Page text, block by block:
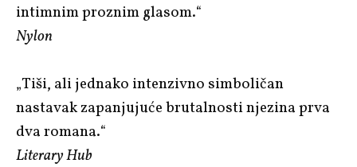
intimnim proznim glasom.“
Nylon
„Tiši, ali jednako intenzivno simboličan
nastavak zapanjujuće brutalnosti njezina prva
dva romana.“
Literary Hub